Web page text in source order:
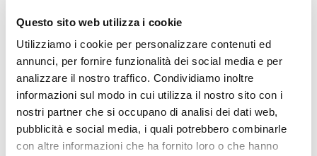
Questo sito web utilizza i cookie
Utilizziamo i cookie per personalizzare contenuti ed
annunci, per fornire funzionalità dei social media e per
analizzare il nostro traffico. Condividiamo inoltre
informazioni sul modo in cui utilizza il nostro sito con i
nostri partner che si occupano di analisi dei dati web,
pubblicità e social media, i quali potrebbero combinarle
con altre informazioni che ha fornito loro o che hanno
Eventi agosto
Leggi tutto